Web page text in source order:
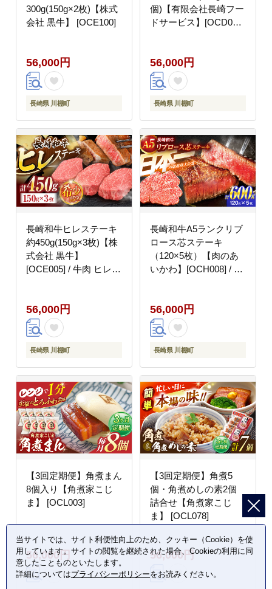
300g(150g×2枚)【株式
会社 黒牛】 [OCE100]
56,000円
長崎県 川棚町
個)【有限会社長崎フー
ドサービス】[OCD008]
100%
56,000円
長崎県 川棚町
長崎和牛ヒレステーキ
約450g(150g×3枚)【株
式会社 黒牛】
[OCE005] / 牛肉 ヒレス
56,000円
長崎県 川棚町
長崎和牛A5ランクリブ
ロース芯ステーキ
（120×5枚）【肉のあ
いかわ】[OCH008] / リ
テーキ リブステーキ
56,000円
長崎県 川棚町
【3回定期便】角煮まん
8個入り【角煮家こじ
ま】 [OCL003]
56,000円
【3回定期便】角煮5
個・角煮めしの素2個
詰合せ【角煮家こじ
ま】 [OCL078]
56,000円
当サイトでは、サイト利便性向上のため、クッキー（Cookie）を使
用しています。サイトの閲覧を継続された場合、Cookieの利用に同
意したことものといたします。
詳細についてはプライバシーポリシーをお読みください。